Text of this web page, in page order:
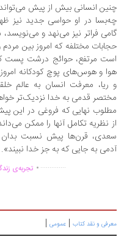
انسانی بیش از پیش می‌تواند به
در او حواسی جدید نیز ظهور
فراتر نیز می‌نهد و می‌نویسد، شاید
مختلفه که امروز بین مردم و میان
مرتفع، حوائج درشت پست کنونی
و هوس‌های پوچ کودکانه امروزی
معرفت انسان به عالم خلقت
قدمی به خدا نزدیک‌تر خواهد
نهایی که فروغی در این
نظریه تکامل آنها را ممکن می‌داند،
قرن‌ها پیش نسبت بدان اظهار
به جایی که به جز خدا نبیند».
تجربه‌ی زندگی ...............
و نقد کتاب|عمومی|